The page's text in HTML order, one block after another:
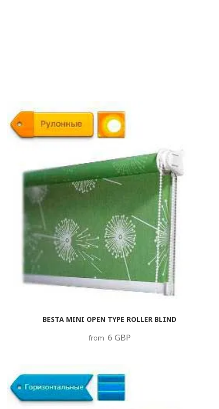
BESTA MINI OPEN TYPE ROLLER BLIND
from 6 GBP